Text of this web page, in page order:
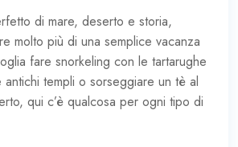
di mare, deserto e storia,
molto più di una semplice vacanza
fare snorkeling con le tartarughe
antichi templi o sorseggiare un tè al
qui c’è qualcosa per ogni tipo di